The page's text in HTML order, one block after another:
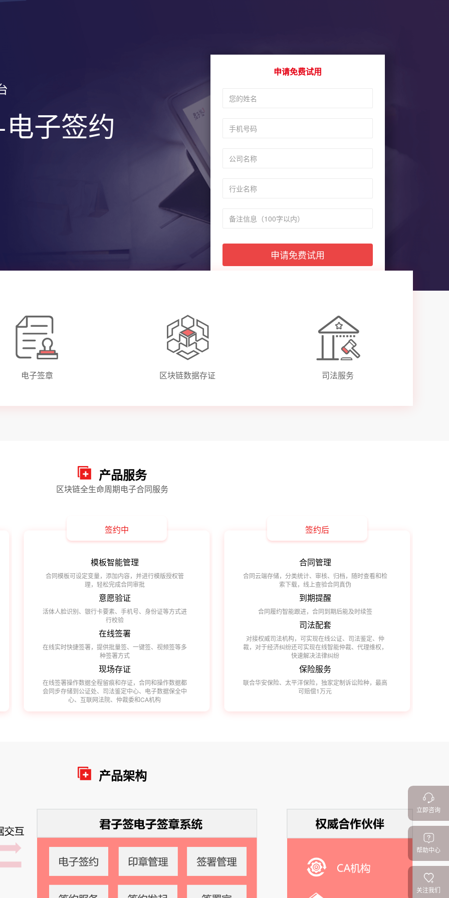
子签约
申请免费试用
申请免费试用
电子签章 区块链数据存证 司法服务
产品服务
区块链全生命周期电子合同服务
签约中
模板智能管理
合同模板可设定变量，添加内容，并进行模版授权管
理，轻松完成合同审批
意愿验证
活体人脸识别、银行卡要素、手机号、身份证等方式进
行校验
在线签署
在线实时快捷签署，提供批量签、一键签、视频签等多
种签署方式
现场存证
在线签署操作数据全程留痕和存证，合同和操作数据都
会同步存储到公证处、司法鉴定中心、电子数据保全中
心、互联网法院、仲裁委和CA机构
签约后
合同管理
合同云端存储，分类统计、审核、归档，随时查看和检
索下载，线上查验合同真伪
到期提醒
合同履约智能跟进，合同到期后能及时续签
司法配套
对接权威司法机构，可实现在线公证、司法鉴定、仲
裁，对于经济纠纷还可实现在线智能仲裁、代理维权，
快速解决法律纠纷
保险服务
联合华安保险、太平洋保险，独家定制诉讼险种，最高
可赔偿1万元
产品架构
立即咨询
帮助中心
关注我们